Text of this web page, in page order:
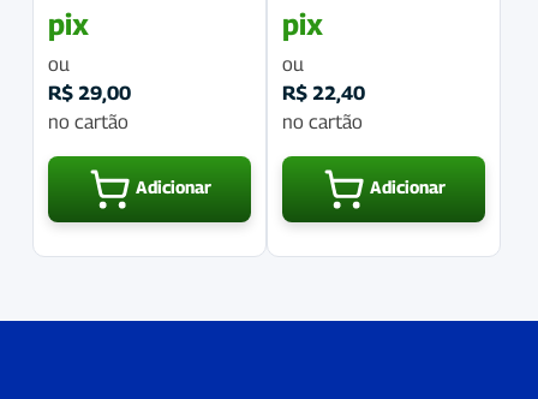
pix
ou
R$ 29,00
no cartão
Adicionar
pix
ou
R$ 22,40
no cartão
Adicionar